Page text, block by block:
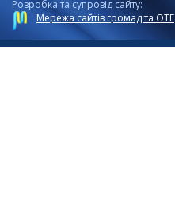
Розробка та супровід сайту:
Мережа сайтів громад та ОТГ